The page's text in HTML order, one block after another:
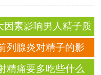
因素影响男人精子质
量？
列腺炎对精子的影
响？
精痛要多吃些什么